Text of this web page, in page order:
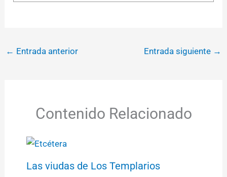
← Entrada anterior Entrada siguiente →
Contenido Relacionado
Las viudas de Los Templarios